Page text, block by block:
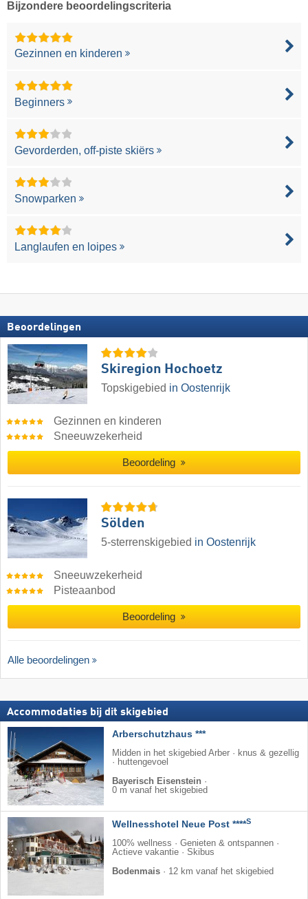
Bijzondere beoordelingscriteria
Gezinnen en kinderen
Beginners
Gevorderden, off-piste skiërs
Snowparken
Langlaufen en loipes
Beoordelingen
Skiregion Hochoetz
Topskigebied in Oostenrijk
Gezinnen en kinderen
Sneeuwzekerheid
Beoordeling
Sölden
5-sterrenskigebied in Oostenrijk
Sneeuwzekerheid
Pisteaanbod
Beoordeling
Alle beoordelingen
Accommodaties bij dit skigebied
Arberschutzhaus ***
Midden in het skigebied Arber · knus & gezellig
· huttengevoel
Bayerisch Eisenstein ·
0 m vanaf het skigebied
Wellnesshotel Neue Post ****S
100% wellness · Genieten & ontspannen ·
Actieve vakantie · Skibus
Bodenmais · 12 km vanaf het skigebied